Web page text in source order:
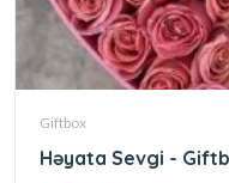
Giftbox
Həyata Sevgi -